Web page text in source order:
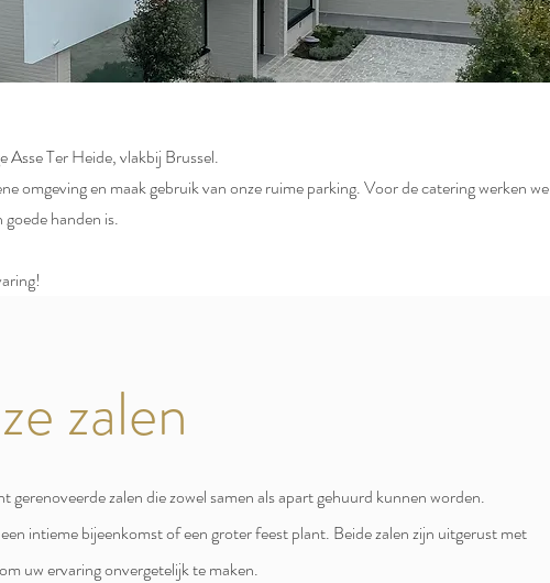
Asse Ter Heide, vlakbij Brussel.
omgeving en maak gebruik van onze ruime parking. Voor de catering werken we
handen is.
zalen
zalen die zowel samen als apart gehuurd kunnen worden.
intieme bijeenkomst of een groter feest plant. Beide zalen zijn uitgerust met
uw ervaring onvergetelijk te maken.